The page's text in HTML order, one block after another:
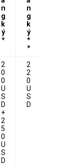
n
g
k
ý
*
n
g
k
ý
*
*
2
0
0
U
S
D
+
2
5
0
U
S
D
2
2
0
U
S
D